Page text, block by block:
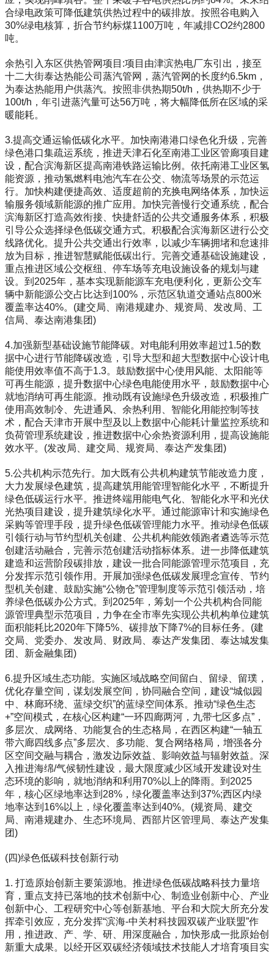
合绿电政策可降低建筑供热过程中的碳排放。按照谷电购入
30%绿电核算，折合节约标煤1100万吨，年减排CO2约2800
吨。
余热引入东区供热管网项目:项目由津滨热电厂东引出，接至
十二大街泰达热能公司蒸汽管网，蒸汽管网的长度约6.5km，
为泰达热能用户供蒸汽。按照非供热期50t/h，供热期不少于
100t/h，年引进蒸汽量可达56万吨，将大幅降低所在区域的采
暖能耗。
3.提高交通运输低碳化水平。加快南港港口绿色化升级，完善
绿色港口集疏运系统，推进天津石化至南港工业区管廊项目建
设，配合滨海新区提高南港铁路运输比例。依托南港工业区氢
能资源，推动氢燃料电池汽车在公交、物流等场景的示范运
行。加快构建便捷高效、适度超前的充换电网络体系，加快运
输服务领域新能源的推广应用。加快完善慢行交通系统，配合
滨海新区打造高效衔接、快捷舒适的公共交通服务体系，积极
引导公众选择绿色低碳交通方式。积极配合滨海新区进行公交
线路优化。提升公共交通出行效率，以减少车辆拥堵和怠速排
放为目标，推进智慧赋能低碳出行。完善交通基础设施建设，
重点推进区域公交枢纽、停车场等充电设施设备的规划与建
设。到2025年，基本实现新能源车充电便利化，更新公交车
辆中新能源公交占比达到100%，示范区轨道交通站点800米
覆盖率达40%。(建交局、南港规建办、规资局、发改局、工
信局、泰达南港集团)
4.加强新型基础设施节能降碳。对电能利用效率超过1.5的数
据中心进行节能降碳改造，引导大型和超大型数据中心设计电
能使用效率值不高于1.3。鼓励数据中心使用风能、太阳能等
可再生能源，提升数据中心绿色电能使用水平，鼓励数据中心
就地消纳可再生能源。推动既有设施绿色升级改造，积极推广
使用高效制冷、先进通风、余热利用、智能化用能控制等技
术，配合天津市开展中型及以上数据中心能耗计量监控系统和
负荷管理系统建设，推进数据中心余热资源利用，提高设施能
效水平。(发改局、建交局、规资局、泰达产发集团)
5.公共机构示范先行。加大既有公共机构建筑节能改造力度，
大力发展绿色建筑，提高建筑用能管理智能化水平，不断提升
绿色低碳运行水平。推进终端用能电气化、智能化水平和光伏
光热项目建设，提升建筑绿化水平。通过能源审计和实施绿色
采购等管理手段，提升绿色低碳管理能力水平。推动绿色低碳
引领行动与节约型机关创建、公共机构能效领跑者遴选等示范
创建活动融合，完善示范创建活动指标体系。进一步降低建筑
建造和运营阶段碳排放，建设一批合同能源管理示范项目，充
分发挥示范引领作用。开展加强绿色低碳发展理念宣传、节约
型机关创建、鼓励实施“公物仓”管理制度等示范引领活动，培
养绿色低碳办公方式。到2025年，筹划一个公共机构合同能
源管理典型示范项目，力争在全市率先实现公共机构单位建筑
面积能耗比2020年下降5%、碳排放下降7%的目标任务。(建
交局、党委办、发改局、财政局、泰达产发集团、泰达城发集
团、新金融集团)
6.提升区域生态功能。实施区域战略空间留白、留绿、留璞，
优化存量空间，谋划发展空间，协同融合空间，建设“城似园
中、林廊环绕、蓝绿交织”的蓝绿空间体系。推动“绿色生态
+”空间模式，在核心区构建“一环四廊两河，九带七区多点”，
多层次、成网络、功能复合的生态格局，在西区构建“一轴五
带六廊四线多点”多层次、多功能、复合网络格局，增强各分
区空间交融与耦合，激发边际效益、影响效益与辐射效益。深
入推进海绵/气候韧性建设，最大限度减少区域开发建设对生
态环境的影响，就地消纳和利用70%以上的降雨。到2025
年，核心区绿地率达到28%，绿化覆盖率达到37%;西区内绿
地率达到16%以上，绿化覆盖率达到40%。(规资局、建交
局、南港规建办、生态环境局、西部片区管理局、泰达产发集
团)
(四)绿色低碳科技创新行动
1. 打造原始创新主要策源地。推进绿色低碳战略科技力量培
育，重点支持已落地的技术创新中心、制造业创新中心、产业
创新中心、工程研究中心等创新基地、平台和大院大所充分发
挥牵引效应，充分发挥“滨海-中关村科技园双碳产业联盟”作
用，推进政、产、学、研、用深度融合，加快形成一批原始创
新重大成果。以经开区双碳经济领域技术技能人才培育项目实